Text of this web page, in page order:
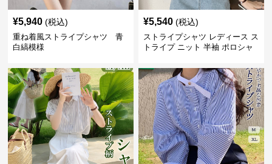
¥5,940 (税込)
重ね着風ストライプシャツ 青
白縞模様
¥5,540 (税込)
ストライプシャツ レディース ス
トライプ ニット 半袖 ポロシャ